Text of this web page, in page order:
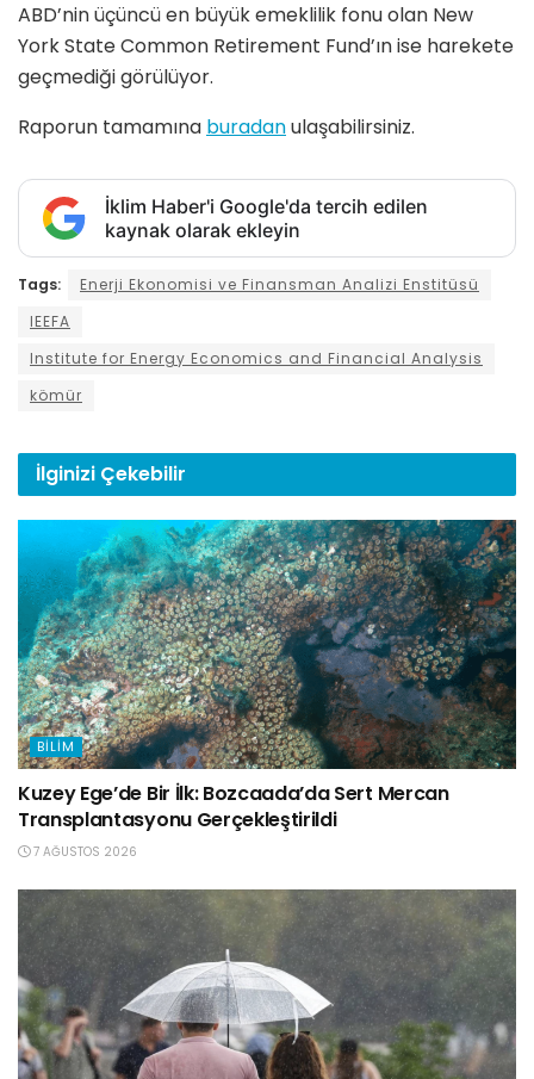
ABD’nin üçüncü en büyük emeklilik fonu olan New
York State Common Retirement Fund’ın ise harekete
geçmediği görülüyor.
Raporun tamamına buradanulaşabilirsiniz.
İklim Haber'i Google'da tercih edilen
kaynak olarak ekleyin
Tags:
Enerji Ekonomisi ve Finansman Analizi Enstitüsü
IEEFA
Institute for Energy Economics and Financial Analysis
kömür
İlginizi Çekebilir
BILIM
Kuzey Ege’de Bir İlk: Bozcaada’da Sert Mercan
Transplantasyonu Gerçekleştirildi
7 AĞUSTOS 2026